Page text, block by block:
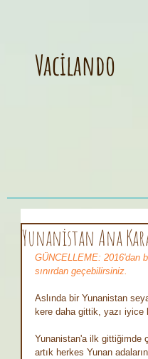
Vacilando
Yunanistan Ana
GÜNCELLEME: 2016'dan
sınırdan geçebilirsiniz.
Aslında bir Yunanistan
kere daha gittik, yazı iyice
Yunanistan'a ilk gittiğimde
artık herkes Yunan